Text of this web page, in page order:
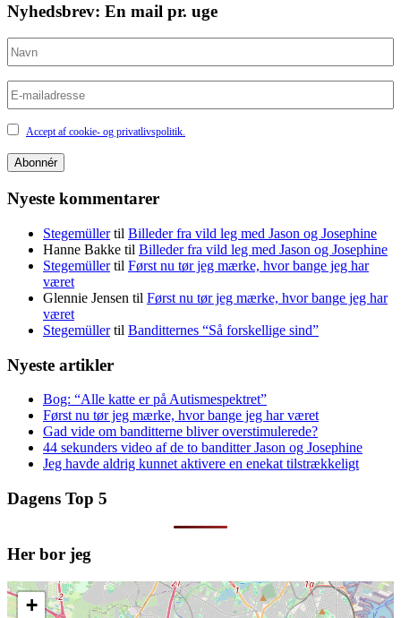
Nyhedsbrev: En mail pr. uge
Accept af cookie- og privatlivspolitik.
Nyeste kommentarer
Stegemüllertil Billeder fra vild leg med Jason og Josephine
Hanne Bakke til Billeder fra vild leg med Jason og Josephine
Stegemüllertil Først nu tør jeg mærke, hvor bange jeg har
været
Glennie Jensen til Først nu tør jeg mærke, hvor bange jeg har
været
Stegemüllertil Banditternes “Så forskellige sind”
Nyeste artikler
Bog: “Alle katte er på Autismespektret”
Først nu tør jeg mærke, hvor bange jeg har været
Gad vide om banditterne bliver overstimulerede?
44 sekunders video af de to banditter Jason og Josephine
Jeg havde aldrig kunnet aktivere en enekat tilstrækkeligt
Dagens Top 5
Her bor jeg
+